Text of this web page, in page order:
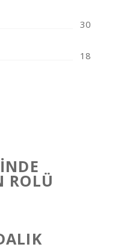
30
18
ROLÜ